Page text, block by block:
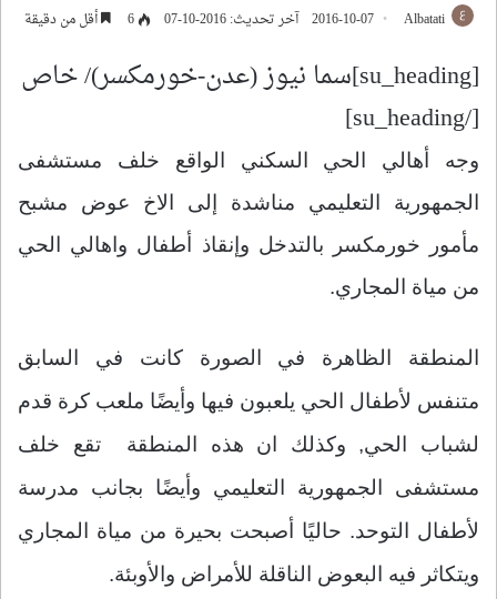
Albatati
2016-10-07 آخر تحديث: 2016-10-07 6 أقل من دقيقة
[su_heading]سما نيوز (عدن-خورمكسر)/ خاص
[/su_heading]
وجه أهالي الحي السكني الواقع خلف مستشفى
الجمهورية التعليمي مناشدة إلى الاخ عوض مشبح
مأمور خورمكسر بالتدخل وإنقاذ أطفال واهالي الحي
من مياة المجاري.
المنطقة الظاهرة في الصورة كانت في السابق
متنفس لأطفال الحي يلعبون فيها وأيضًا ملعب كرة قدم
لشباب الحي, وكذلك ان هذه
المنطقة تقع خلف
مستشفى الجمهورية التعليمي وأيضًا بجانب مدرسة
لأطفال التوحد. حاليًا أصبحت بحيرة من مياة المجاري
ويتكاثر فيه البعوض الناقلة للأمراض والأوبئة.